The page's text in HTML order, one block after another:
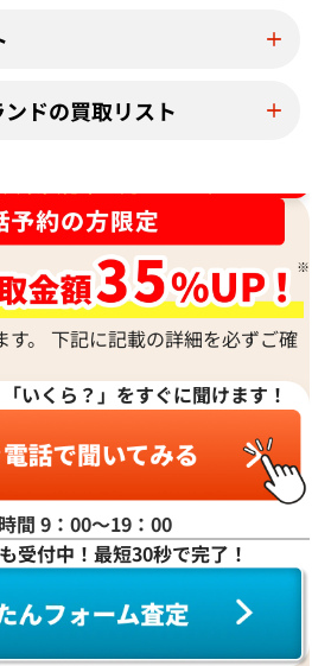
ドの買取リスト
す。 下記に記載の詳細を必ずご確
「いくら？」をすぐに聞けます！
間 9：00〜19：00
受付中！最短30秒で完了！